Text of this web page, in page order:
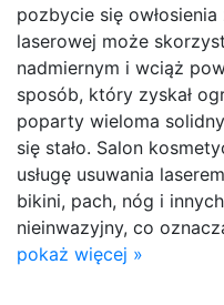
pozbycie się owłosienia
laserowej może
nadmiernym i wciąż
sposób, który zyskał
poparty wieloma
się stało. Salon
usługę usuwania
bikini, pach, nóg i
nieinwazyjny, co
pokaż więcej »